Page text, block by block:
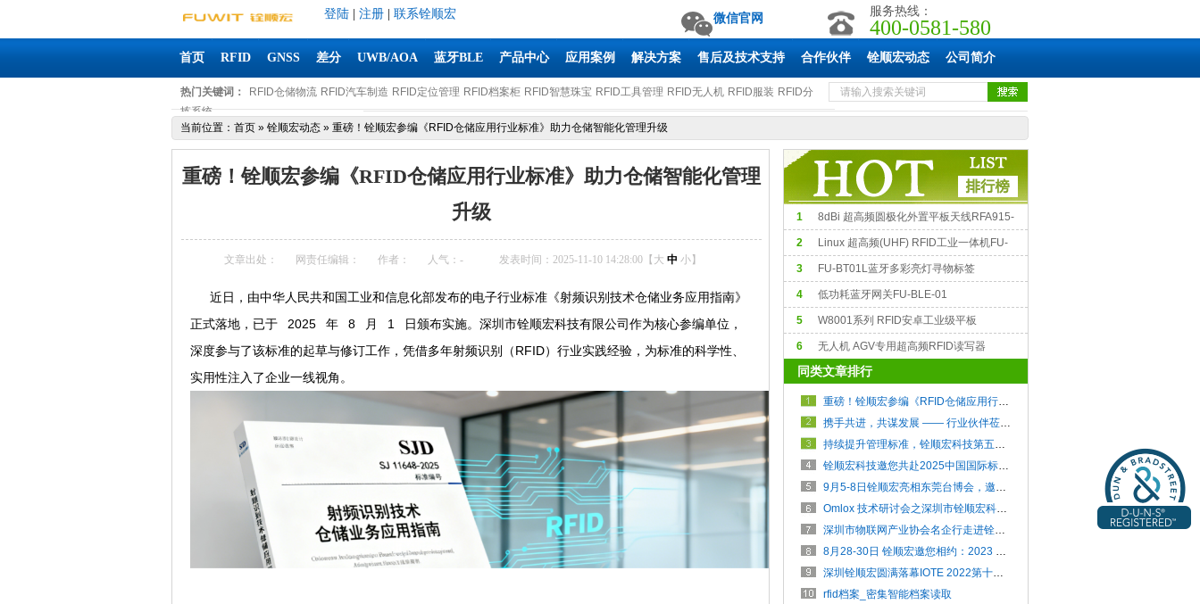
登陆 注册 联系铨顺宏 微信官网 服务热线：
400-0581-580
首页 RFID GNSS 差分 UWB/AOA 蓝牙BLE 产品中心 应用案例 解决方案 售后及技术支持 合作伙伴 铨顺宏动态 公司简介
热门关键词： RFID仓储物流 RFID汽车制造 RFID定位管理 RFID档案柜 RFID智慧珠宝 RFID工具管理 RFID无人机 RFID服装 RFID分
拣系统
当前位置： 首页 » 铨顺宏动态 » 重磅！铨顺宏参编《RFID仓储应用行业标准》助力仓储智能化管理升级
重磅！铨顺宏参编《RFID仓储应用行业标准》助力仓储智能化管理
升级
文章出处： 网责任编辑： 作者： 人气： - 发表时间：2025-11-10 14:28:00【 大 中 小】
近日，由中华人民共和国工业和信息化部发布的电子行业标准《射频识别技术仓储业务应用指南》
正式落地，已于 2025 年 8 月 1 日颁布实施。深圳市铨顺宏科技有限公司作为核心参编单位，
深度参与了该标准的起草与修订工作，凭借多年射频识别（RFID）行业实践经验，为标准的科学性、
实用性注入了企业一线视角。
1
8dBi 超高频圆极化外置平板天线RFA915-
8R90
2
Linux 超高频(UHF) RFID工业一体机FU-
Astra-M9
3 FU-BT01L蓝牙多彩亮灯寻物标签
4 低功耗蓝牙网关FU-BLE-01
5 W8001系列 RFID安卓工业级平板
6
无人机 AGV专用超高频RFID读写器
Sargas（ThingMagic）
同类文章排行
重磅！铨顺宏参编《RFID仓储应用行业标准》助力仓储智能化管理升级
携手共进，共谋发展 —— 行业伙伴莅临铨顺宏科技交流
持续提升管理标准，铨顺宏科技第五次通过ISO体系认证！
铨顺宏科技邀您共赴2025中国国际标签印刷技术展！
9月5-8日铨顺宏亮相东莞台博会，邀您共探未来智能管理新方向！
Omlox 技术研讨会之深圳市铨顺宏科技有限公司
深圳市物联网产业协会名企行走进铨顺宏暨河套地区RFID技术创新与融合交流会圆满举办！
8月28-30日 铨顺宏邀您相约：2023 WAIE 物联网与人工智能展
深圳铨顺宏圆满落幕IOTE 2022第十八届国际物联网展
rfid档案_密集智能档案读取